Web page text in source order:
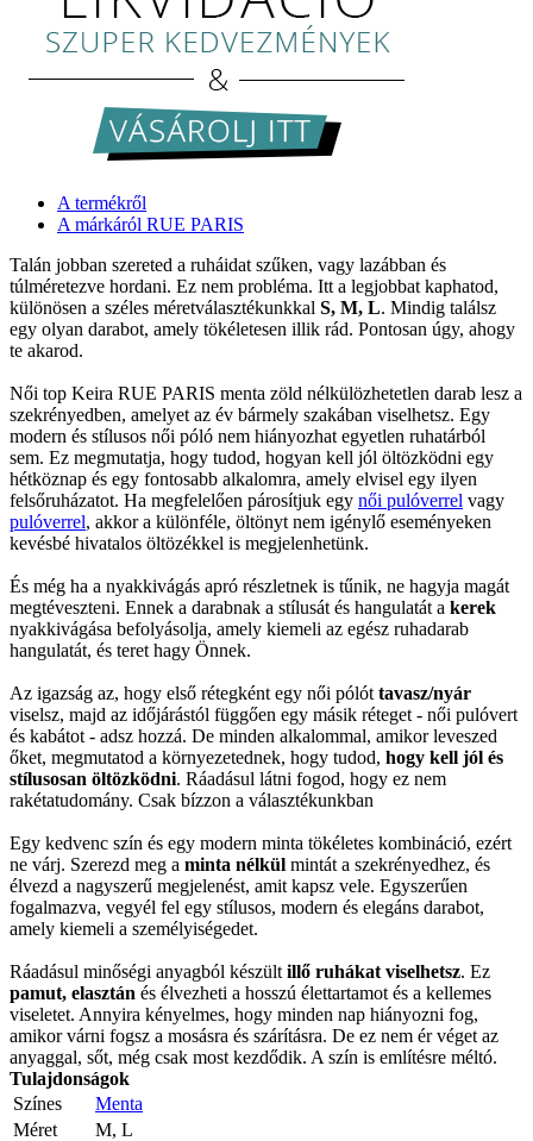
A termékről
A márkáról RUE PARIS
Talán jobban szereted a ruháidat szűken, vagy lazábban és
túlméretezve hordani. Ez nem probléma. Itt a legjobbat kaphatod,
különösen a széles méretválasztékunkkal S, M, L. Mindig találsz
egy olyan darabot, amely tökéletesen illik rád. Pontosan úgy, ahogy
te akarod.
Női top Keira RUE PARIS menta zöld nélkülözhetetlen darab lesz a
szekrényedben, amelyet az év bármely szakában viselhetsz. Egy
modern és stílusos női póló nem hiányozhat egyetlen ruhatárból
sem. Ez megmutatja, hogy tudod, hogyan kell jól öltözködni egy
hétköznap és egy fontosabb alkalomra, amely elvisel egy ilyen
felsőruházatot. Ha megfelelően párosítjuk egy női pulóverrel vagy
pulóverrel, akkor a különféle, öltönyt nem igénylő eseményeken
kevésbé hivatalos öltözékkel is megjelenhetünk.
És még ha a nyakkivágás apró részletnek is tűnik, ne hagyja magát
megtéveszteni. Ennek a darabnak a stílusát és hangulatát a kerek
nyakkivágása befolyásolja, amely kiemeli az egész ruhadarab
hangulatát, és teret hagy Önnek.
Az igazság az, hogy első rétegként egy női pólót tavasz/nyár
viselsz, majd az időjárástól függően egy másik réteget - női pulóvert
és kabátot - adsz hozzá. De minden alkalommal, amikor leveszed
őket, megmutatod a környezetednek, hogy tudod, hogy kell jól és
stílusosan öltözködni. Ráadásul látni fogod, hogy ez nem
rakétatudomány. Csak bízzon a választékunkban
Egy kedvenc szín és egy modern minta tökéletes kombináció, ezért
ne várj. Szerezd meg a minta nélkül mintát a szekrényedhez, és
élvezd a nagyszerű megjelenést, amit kapsz vele. Egyszerűen
fogalmazva, vegyél fel egy stílusos, modern és elegáns darabot,
amely kiemeli a személyiségedet.
Ráadásul minőségi anyagból készült illő ruhákat viselhetsz. Ez
pamut, elasztán és élvezheti a hosszú élettartamot és a kellemes
viseletet. Annyira kényelmes, hogy minden nap hiányozni fog,
amikor várni fogsz a mosásra és szárításra. De ez nem ér véget az
anyaggal, sőt, még csak most kezdődik. A szín is említésre méltó.
Tulajdonságok
Színes
Menta
Méret
M, L